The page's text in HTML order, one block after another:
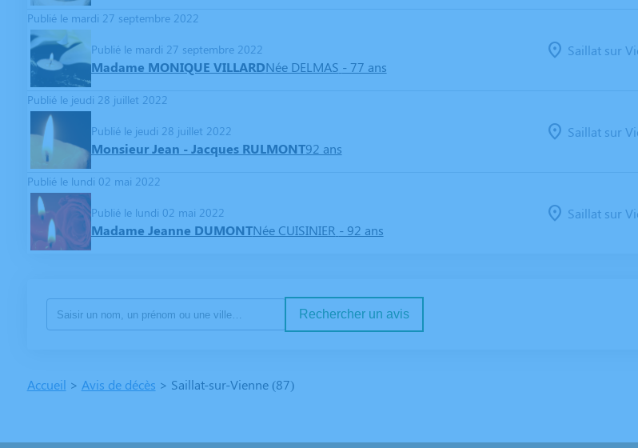
Publié le mardi 27 septembre 2022
Publié le mardi 27 septembre 2022
Madame MONIQUE VILLARDNée DELMAS - 77 ans
Saillat sur
Publié le jeudi 28 juillet 2022
Publié le jeudi 28 juillet 2022
Monsieur Jean - Jacques RULMONT92 ans
Saillat sur
Publié le lundi 02 mai 2022
Publié le lundi 02 mai 2022
Madame Jeanne DUMONTNée CUISINIER - 92 ans
Saillat sur
Rechercher un avis
Accueil > Avis de décès > Saillat-sur-Vienne (87)